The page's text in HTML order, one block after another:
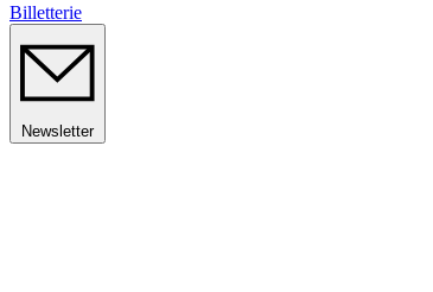
Billetterie
Newsletter